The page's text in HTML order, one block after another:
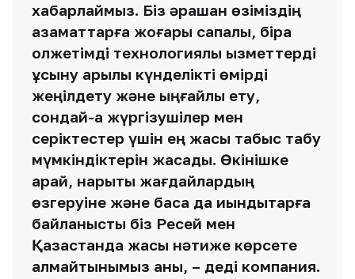
хабарлаймыз. Біз әрқашан өзіміздің
азаматтарға жоғары сапалы, бірақ
қолжетімді технологиялық қызметтерді
ұсыну арқылы күнделікті өмірді
жеңілдету және ыңғайлы ету,
сондай-ақ жүргізушілер мен
серіктестер үшін ең жақсы табыс табу
мүмкіндіктерін жасадық. Өкінішке
қарай, нарықтық жағдайлардың
өзгеруіне және басқа да қиындықтарға
байланысты біз Ресей мен
Қазақстанда жақсы нәтиже көрсете
алмайтынымыз анық, – деді компания.